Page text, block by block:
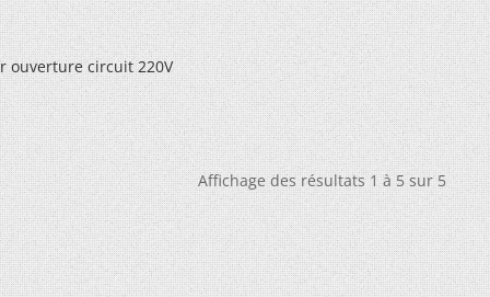
ouverture circuit 220V
Affichage des résultats 1 à 5 sur 5